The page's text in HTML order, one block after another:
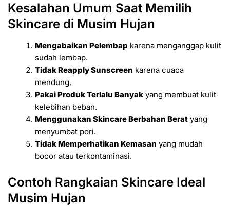
Kesalahan Umum Saat Memilih
Skincare di Musim Hujan
Mengabaikan Pelembap karena menganggap kulit
sudah lembap.
Tidak Reapply Sunscreen karena cuaca
mendung.
Pakai Produk Terlalu Banyak yang membuat kulit
kelebihan beban.
Menggunakan Skincare Berbahan Berat yang
menyumbat pori.
Tidak Memperhatikan Kemasan yang mudah
bocor atau terkontaminasi.
Contoh Rangkaian Skincare Ideal
Musim Hujan